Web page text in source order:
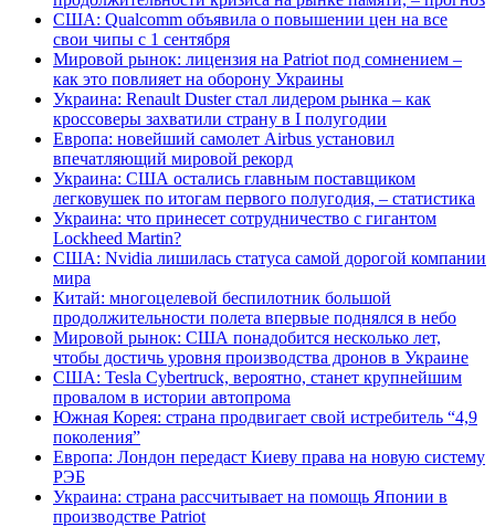
США: Qualcomm объявила о повышении цен на все
свои чипы с 1 сентября
Мировой рынок: лицензия на Patriot под сомнением –
как это повлияет на оборону Украины
Украина: Renault Duster стал лидером рынка – как
кроссоверы захватили страну в I полугодии
Европа: новейший самолет Airbus установил
впечатляющий мировой рекорд
Украина: США остались главным поставщиком
легковушек по итогам первого полугодия, – статистика
Украина: что принесет сотрудничество с гигантом
Lockheed Martin?
США: Nvidia лишилась статуса самой дорогой компании
мира
Китай: многоцелевой беспилотник большой
продолжительности полета впервые поднялся в небо
Мировой рынок: США понадобится несколько лет,
чтобы достичь уровня производства дронов в Украине
США: Tesla Cybertruck, вероятно, станет крупнейшим
провалом в истории автопрома
Южная Корея: страна продвигает свой истребитель “4,9
поколения”
Европа: Лондон передаст Киеву права на новую систему
РЭБ
Украина: страна рассчитывает на помощь Японии в
производстве Patriot